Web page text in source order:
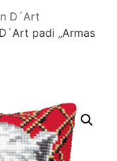
D´Art
padi „Armas